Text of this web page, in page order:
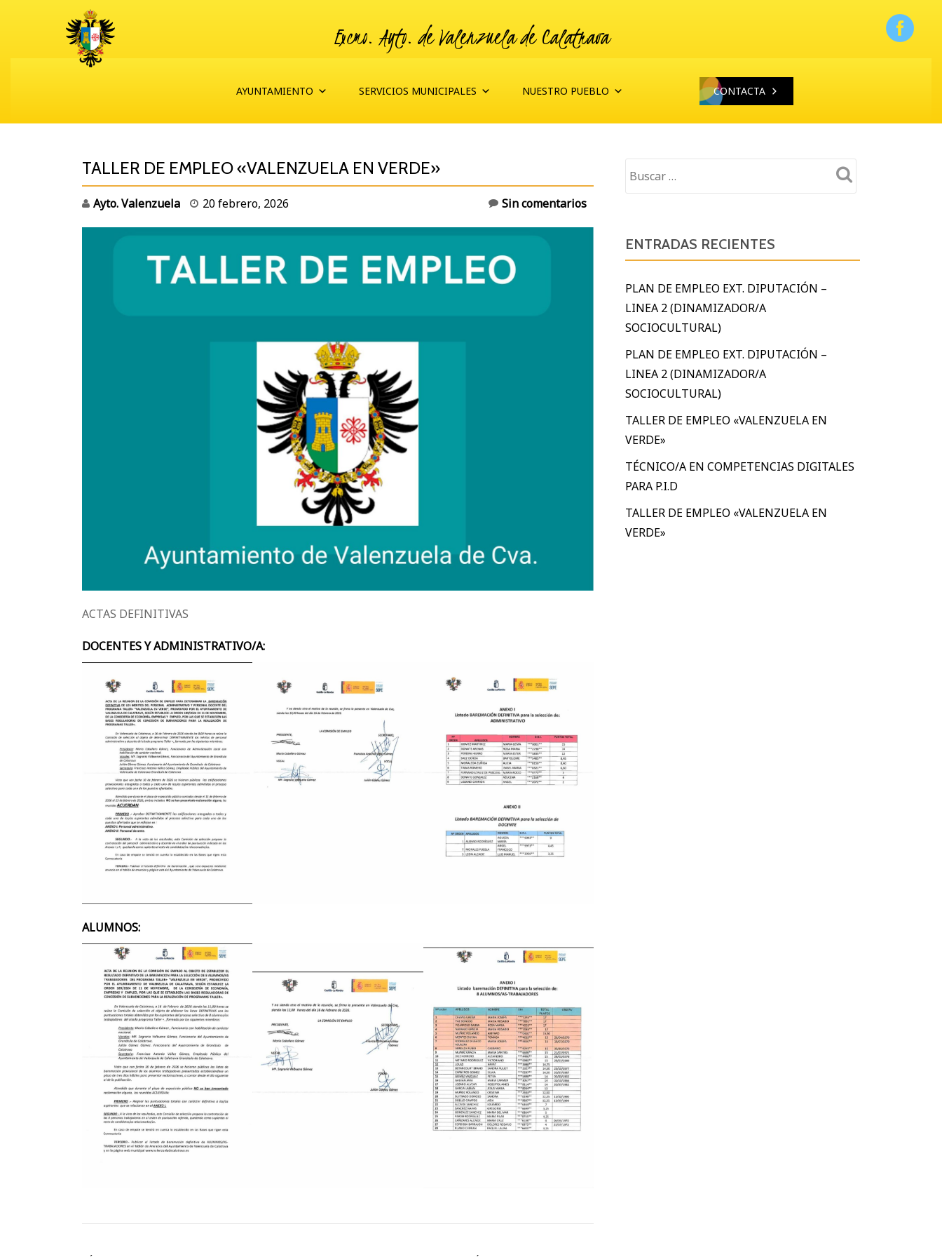
Excmo. Ayto. de Valenzuela de Calatrava
AYUNTAMIENTO SERVICIOS MUNICIPALES NUESTRO PUEBLO CONTACTA
TALLER DE EMPLEO «VALENZUELA EN VERDE»
Ayto. Valenzuela 20 febrero, 2026 Sin comentarios
ACTAS DEFINITIVAS
DOCENTES Y ADMINISTRATIVO/A:
ALUMNOS:
ENTRADAS RECIENTES
PLAN DE EMPLEO EXT. DIPUTACIÓN –
LINEA 2 (DINAMIZADOR/A
SOCIOCULTURAL)
PLAN DE EMPLEO EXT. DIPUTACIÓN –
LINEA 2 (DINAMIZADOR/A
SOCIOCULTURAL)
TALLER DE EMPLEO «VALENZUELA EN
VERDE»
TÉCNICO/A EN COMPETENCIAS DIGITALES
PARA P.I.D
TALLER DE EMPLEO «VALENZUELA EN
VERDE»